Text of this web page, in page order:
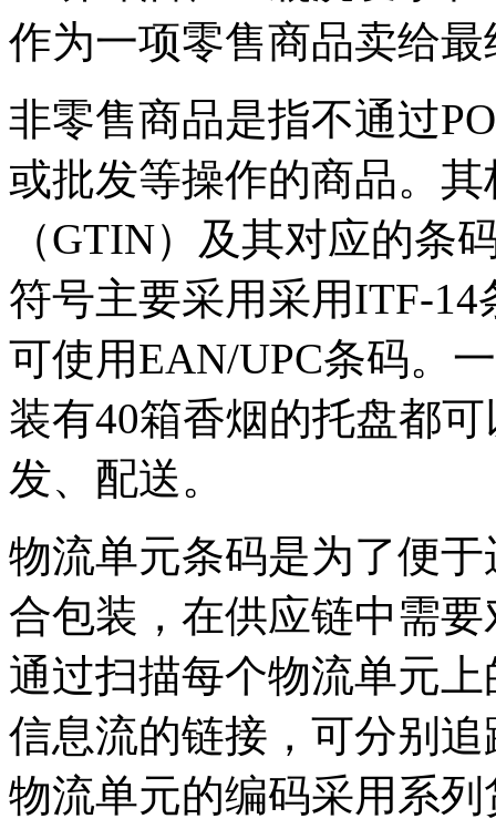
作为一项零售商品卖给
非零售商品是指不通过
或批发等操作的商品。
（GTIN）及其对应的条
符号主要采用采用ITF-14
可使用EAN/UPC条码。
装有40箱香烟的托盘都
发、配送。
物流单元条码是为了便
合包装，在供应链中需
通过扫描每个物流单元
信息流的链接，可分别
物流单元的编码采用系